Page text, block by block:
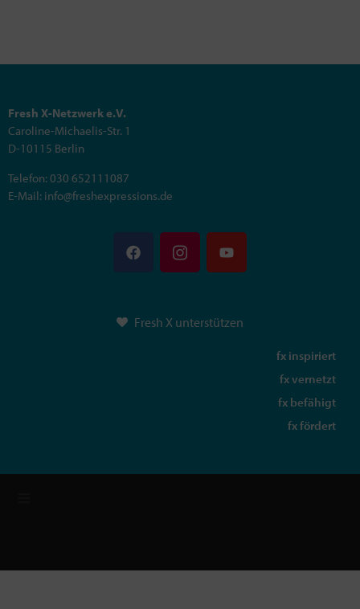
Fresh X-Netzwerk e.V.
Caroline-Michaelis-Str. 1
D-10115 Berlin
Telefon: 030 652111087
E-Mail: info@freshexpressions.de
Fresh X unterstützen
fx inspiriert
fx vernetzt
fx befähigt
fx fördert